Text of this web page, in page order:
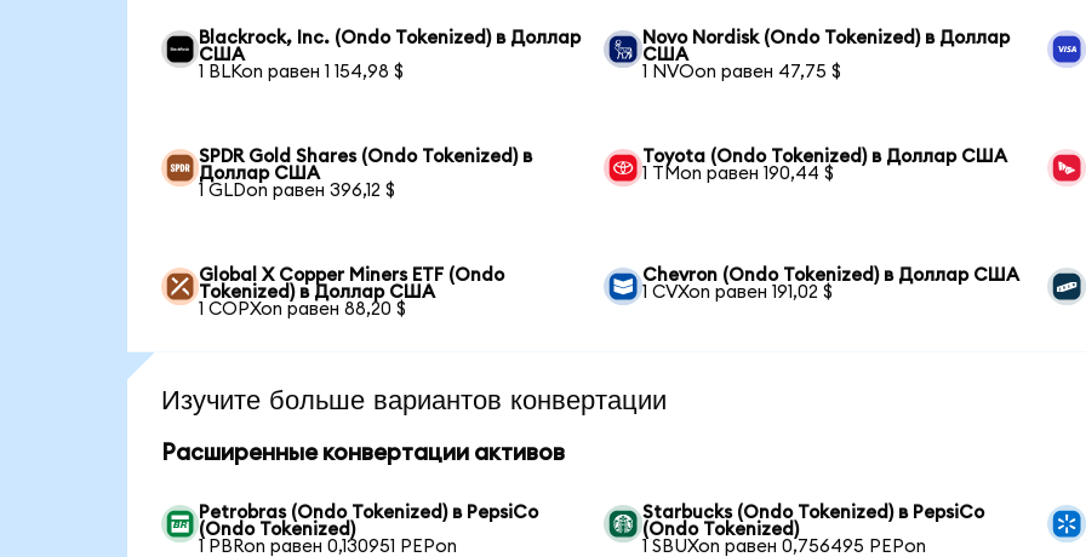
Blackrock, Inc. (Ondo Tokenized) в Доллар
США
1 BLKon равен 1 154,98 $
Novo Nordisk (Ondo Tokenized) в Доллар
США
1 NVOon равен 47,75 $
SPDR Gold Shares (Ondo Tokenized) в
Доллар США
1 GLDon равен 396,12 $
Toyota (Ondo Tokenized) в Доллар США
1 TMon равен 190,44 $
Global X Copper Miners ETF (Ondo
Tokenized) в Доллар США
1 COPXon равен 88,20 $
Chevron (Ondo Tokenized) в Доллар США
1 CVXon равен 191,02 $
Изучите больше вариантов конвертации
Расширенные конвертации активов
Petrobras (Ondo Tokenized) в PepsiCo
(Ondo Tokenized)
1 PBRon равен 0,130951 PEPon
Starbucks (Ondo Tokenized) в PepsiCo
(Ondo Tokenized)
1 SBUXon равен 0,756495 PEPon